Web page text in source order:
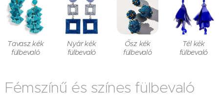
Tavasz kék
fülbevaló
Nyár kék
fülbevaló
Ősz kék
fülbevaló
Tél kék
fülbevaló
Fémszínű és színes fülbevaló